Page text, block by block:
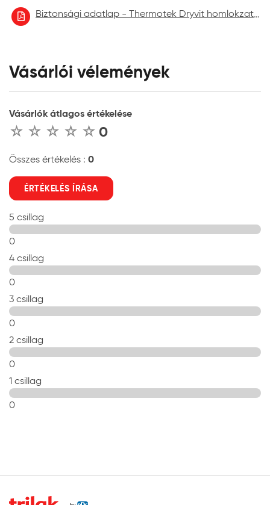
Biztonsági adatlap - Thermotek Dryvit homlokzatfelújító festék 2023.06.
Vásárlói vélemények
Vásárlók átlagos értékelése
0
Összes értékelés : 0
ÉRTÉKELÉS ÍRÁSA
5 csillag
0
4 csillag
0
3 csillag
0
2 csillag
0
1 csillag
0